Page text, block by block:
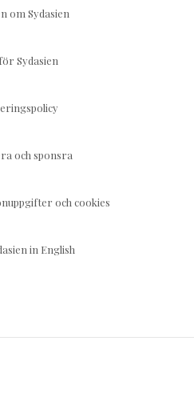
om Sydasien
Sydasien
och sponsra
och cookies
in English